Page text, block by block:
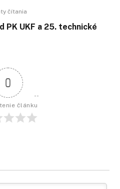
čítania
PK UKF a 25. technické
0
článku